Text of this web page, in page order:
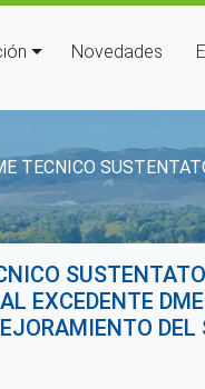
Novedades
ayuda a
TECNICO
EXCEDENTE
DEL